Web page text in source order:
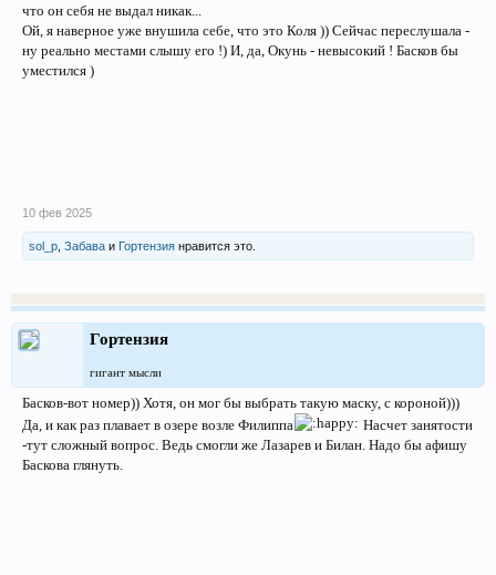
что он себя не выдал никак...
Ой, я наверное уже внушила себе, что это Коля )) Сейчас переслушала -
ну реально местами слышу его !) И, да, Окунь - невысокий ! Басков бы
уместился )
10 фев 2025
sol_p Забава и Гортензия нравится это.
Гортензия
гигант мысли
Басков-вот номер)) Хотя, он мог бы выбрать такую маску, с короной)))
Да, и как раз плавает в озере возле Филиппа
Насчет занятости
-тут сложный вопрос. Ведь смогли же Лазарев и Билан. Надо бы афишу
Баскова глянуть.